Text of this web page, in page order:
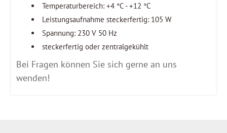
Temperaturbereich: +4 °C - +12 °C
Leistungsaufnahme steckerfertig: 105 W
Spannung: 230 V 50 Hz
steckerfertig oder zentralgekühlt
Bei Fragen können Sie sich gerne an uns
wenden!